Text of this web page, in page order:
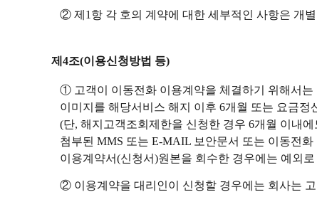
② 제1항 각 호의 계약에 대한 세부적인 사항은 개
제4조(이용신청방법 등)
① 고객이 이동전화 이용계약을 체결하기 위해서는
이미지를 해당서비스 해지 이후 6개월 또는 요금
(단, 해지고객조회제한을 신청한 경우 6개월 이내
첨부된 MMS 또는 E-MAIL 보안문서 또는 이동전
이용계약서(신청서)원본을 회수한 경우에는 예외
② 이용계약을 대리인이 신청할 경우에는 회사는